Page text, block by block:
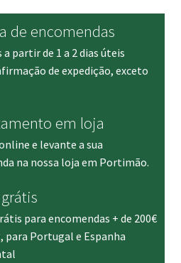
de encomendas
partir de 1 a 2 dias úteis
de expedição, exceto
em loja
e levante a sua
na nossa loja em Portimão.
para encomendas + de 200€
para Portugal e Espanha